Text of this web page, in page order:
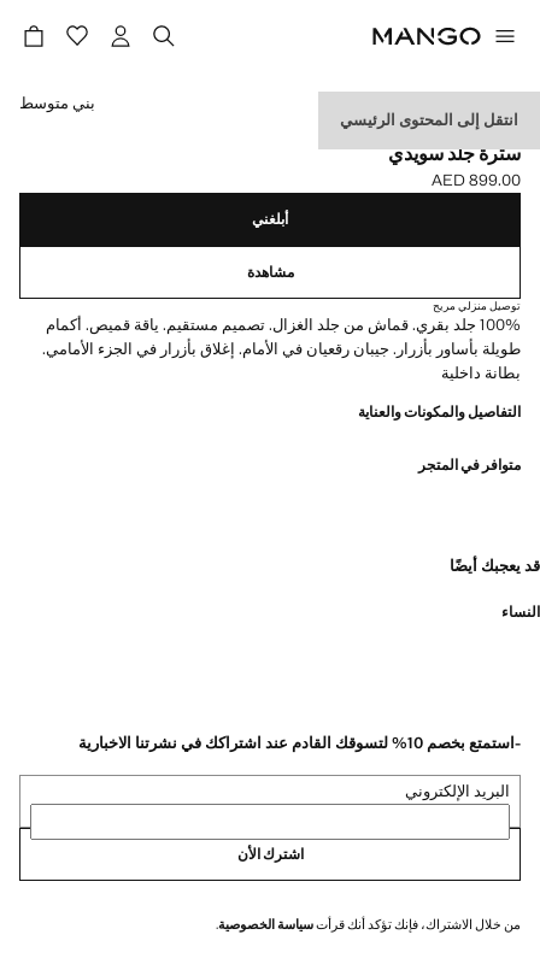
انتقل إلى المحتوى الرئيسي
الجلد
سترة جلد سويدي
السعر الحالي [AED 899.00 ]
AED 899.00
حدد اللون
بني متوسط
أبلغني
مشاهدة
توصيل منزلي مريح
100% جلد بقري. قماش من جلد الغزال. تصميم مستقيم. ياقة قميص. أكمام
طويلة بأساور بأزرار. جيبان رقعيان في الأمام. إغلاق بأزرار في الجزء الأمامي.
بطانة داخلية
التفاصيل والمكونات والعناية
متوافر في المتجر
قد يعجبك أيضًا
النساء
-استمتع بخصم 10% لتسوقك القادم عند اشتراكك في نشرتنا الاخبارية
البريد الإلكتروني
اشترك الأن
من خلال الاشتراك، فإنك تؤكد أنك قرأتسياسة الخصوصية.